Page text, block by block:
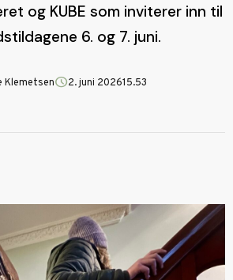
og KUBE som inviterer inn til
6. og 7. juni.
Klemetsenschedule2. juni 202615.53